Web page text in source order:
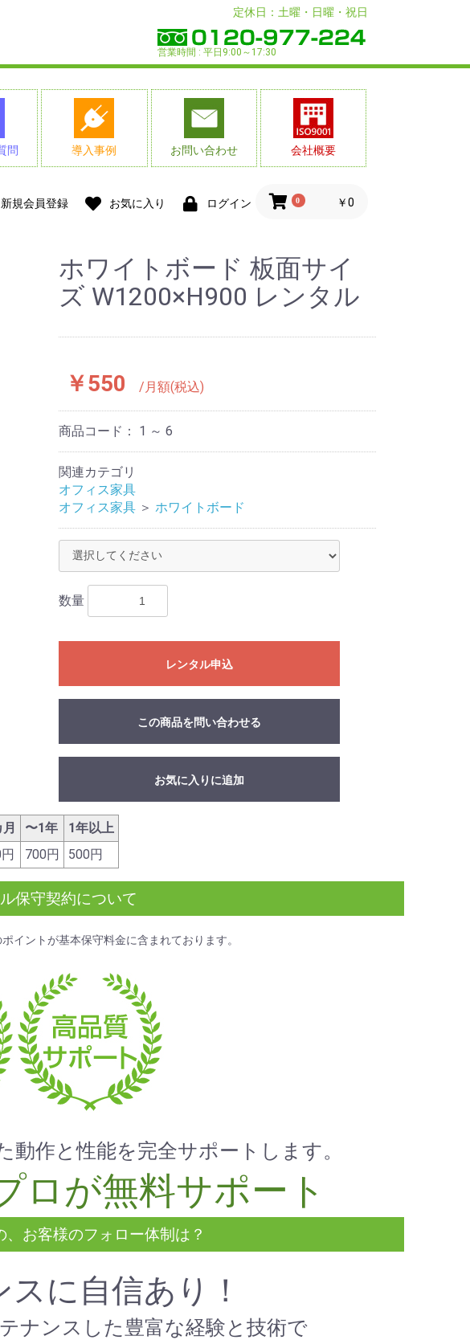
定休日：土曜・日曜・祝日
営業時間 : 平日9:00～17:30
問 導入事例 お問い合わせ 会社概要
新規会員登録 お気に入り ログイン 0 ￥0
ホワイトボード 板面サイ
ズ W1200×H900 レンタル
￥550 /月額(税込)
商品コード： 1 ～ 6
関連カテゴリ
オフィス家具
オフィス家具 ＞ ホワイトボード
数量
レンタル申込
この商品を問い合わせる
お気に入りに追加
〜1年
1年以上
700円 500円
保守契約について
イントが基本保守料金に含まれております。
動作と性能を完全サポートします。
ロが無料サポート
、お客様のフォロー体制は？
に自信あり！
ナンスした豊富な経験と技術で